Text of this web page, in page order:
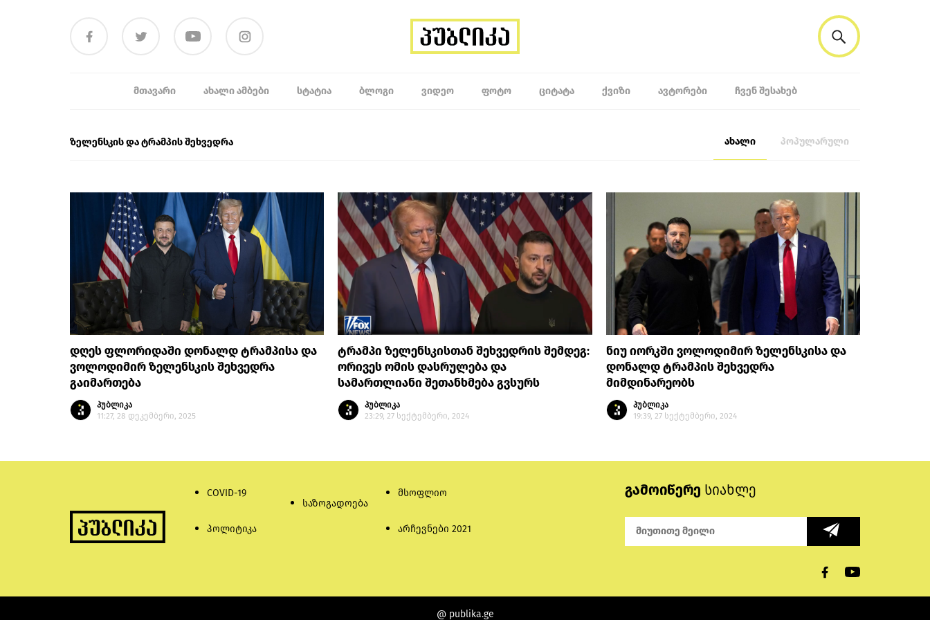
ᲛᲗᲐᲕᲐᲠᲘ ᲐᲮᲐᲚᲘ ᲐᲛᲑᲔᲑᲘ ᲡᲢᲐᲢᲘᲐ ᲑᲚᲝᲒᲘ ᲕᲘᲓᲔᲝ ᲤᲝᲢᲝ ᲪᲘᲢᲐᲢᲐ ᲥᲕᲘᲖᲘ ᲐᲕᲢᲝᲠᲔᲑᲘ ᲩᲕᲔᲜ ᲨᲔᲡᲐᲮᲔᲑ
ზელენსკის და ტრამპის შეხვედრა ახალი პოპულარული
დღეს ფლორიდაში დონალდ ტრამპისა და
ვოლოდიმირ ზელენსკის შეხვედრა
გაიმართება
პუბლიკა
11:27, 28 დეკემბერი, 2025
ტრამპი ზელენსკისთან შეხვედრის შემდეგ:
ორივეს ომის დასრულება და
სამართლიანი შეთანხმება გვსურს
პუბლიკა
23:29, 27 სექტემბერი, 2024
ნიუ იორკში ვოლოდიმირ ზელენსკისა და
დონალდ ტრამპის შეხვედრა
მიმდინარეობს
პუბლიკა
19:39, 27 სექტემბერი, 2024
COVID-19
პოლიტიკა
საზოგადოება
მსოფლიო
არჩევნები 2021
გამოიწერე სიახლე
@ publika.ge